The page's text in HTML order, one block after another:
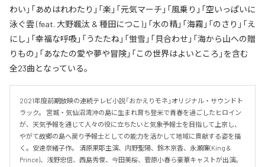
わい」「あめはれわたり」「楽」「元気マーチ」「風乗り」「空いっぱいに
泳ぐ雲 (feat. 大野颯汰 & 種田につこ)」「水の精」「海霧」「のさり」「え
にし」「幸福な呼吸」「うたたね」「蛍雪」「貝合わせ」「海から山への贈
りもの」「あなたの愛や夢や冒険」「この世界はよいところ」を含む
全23曲となっている。
2021年度前期放映の連続テレビ小説「おかえりモネ」オリジナル・サウンドト
ラック。 宮城・気仙沼湾沖の島に生まれ育ち登米で青春を過ごしたヒロイン
が、天気予報を通じて人々の役に立ちたいと気象予報士を目指して上京し、
やがて故郷の島へ戻り予報士としての能力を活かして地域に貢献する姿を描
く。安達奈緒子作。 清原果耶主演、内野聖陽、鈴木京香、永瀬廉(King &
Prince)、浅野忠信、西島秀俊、今田美桜、菅原小春ら豪華キャストが出演。